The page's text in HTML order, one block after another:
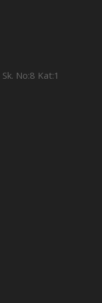
No:8 Kat:1